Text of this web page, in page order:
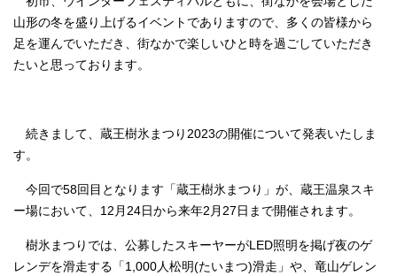
山形の冬を盛り上げるイベントでありますので、多くの皆様から
足を運んでいただき、街なかで楽しいひと時を過ごしていただき
たいと思っております。
続きまして、蔵王樹氷まつり2023の開催について発表いたしま
す。
今回で58回目となります「蔵王樹氷まつり」が、蔵王温泉スキ
ー場において、12月24日から来年2月27日まで開催されます。
樹氷まつりでは、公募したスキーヤーがLED照明を掲げ夜のゲ
レンデを滑走する「1,000人松明(たいまつ)滑走」や、竜山ゲレン